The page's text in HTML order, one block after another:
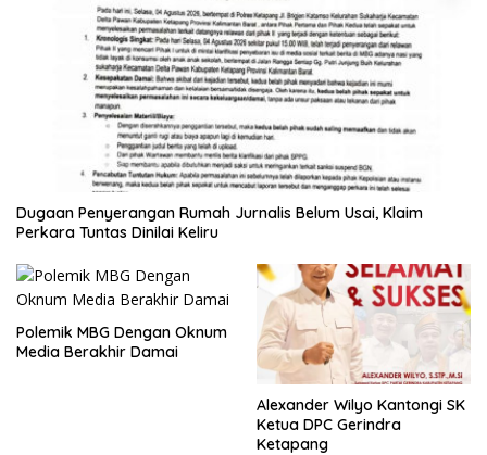
Dugaan Penyerangan Rumah Jurnalis Belum Usai, Klaim
Perkara Tuntas Dinilai Keliru
Polemik MBG Dengan Oknum
Media Berakhir Damai
Alexander Wilyo Kantongi SK
Ketua DPC Gerindra
Ketapang